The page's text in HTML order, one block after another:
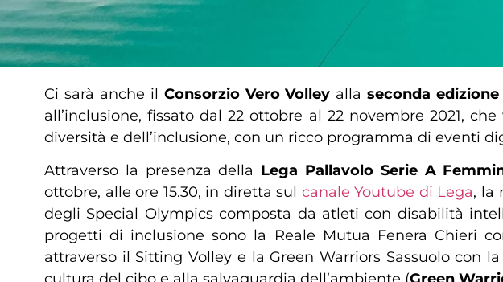
Ci sarà anche il Consorzio Vero Volley allaseconda edizione
all’inclusione, fissato dal 22 ottobre al 22 novembre 2021,
diversità e dell’inclusione, con un ricco programma di eventi
Attraverso la presenza della Lega Pallavolo Serie A
ottobre, alle ore 15.30, in diretta sul canale Youtube di Lega, la
degli Special Olympics composta da atleti con disabilità
progetti di inclusione sono la Reale Mutua Fenera Chieri
attraverso il Sitting Volley e la Green Warriors Sassuolo con la